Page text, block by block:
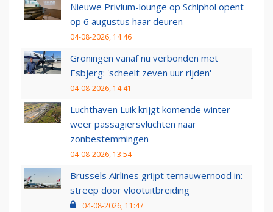
Nieuwe Privium-lounge op Schiphol opent
op 6 augustus haar deuren
04-08-2026, 14:46
Groningen vanaf nu verbonden met
Esbjerg: 'scheelt zeven uur rijden'
04-08-2026, 14:41
Luchthaven Luik krijgt komende winter
weer passagiersvluchten naar
zonbestemmingen
04-08-2026, 13:54
Brussels Airlines grijpt ternauwernood in:
streep door vlootuitbreiding
04-08-2026, 11:47